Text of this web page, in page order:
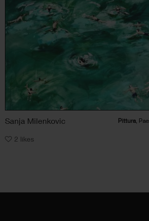
Sanja Milenkovic Pittura,
2 likes